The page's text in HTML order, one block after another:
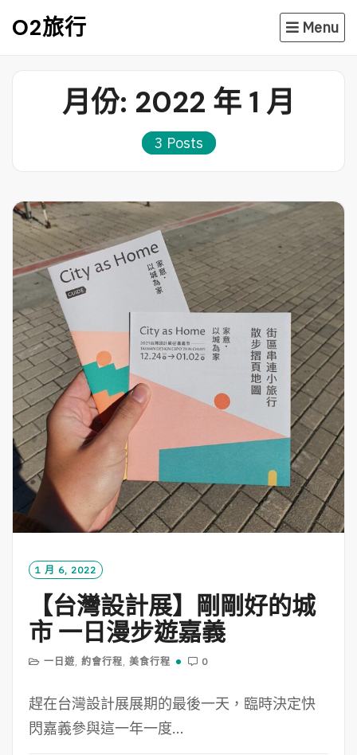
O2旅行 Menu
月份: 2022 年 1 月
3 Posts
1 月 6, 2022
【台灣設計展】剛剛好的城
市 一日漫步遊嘉義
一日遊, 約會行程, 美食行程 0
趕在台灣設計展展期的最後一天，臨時決定快
閃嘉義參與這一年一度...